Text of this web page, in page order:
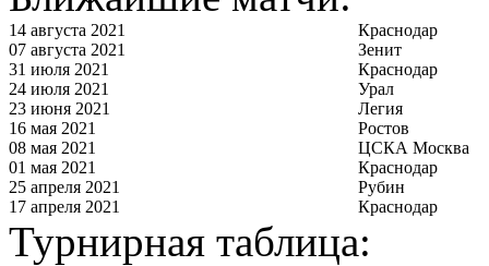
14 августа 2021
Краснодар
07 августа 2021
Зенит
31 июля 2021
Краснодар
24 июля 2021
Урал
23 июня 2021
Легия
16 мая 2021
Ростов
08 мая 2021
ЦСКА Москва
01 мая 2021
Краснодар
25 апреля 2021
Рубин
17 апреля 2021
Краснодар
Турнирная таблица: